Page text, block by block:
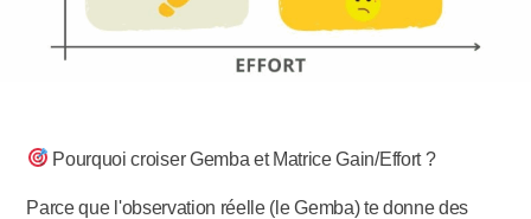
Pourquoi croiser Gemba et Matrice Gain/Effort ?
Parce que l'observation réelle (le Gemba) te donne des